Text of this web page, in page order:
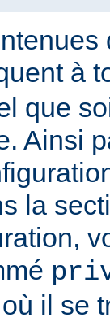
à
que
Ainsi
la
il se